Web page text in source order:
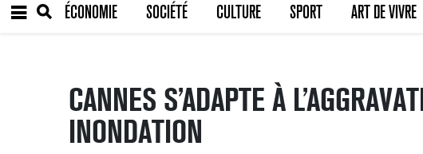
ÉCONOMIE SOCIÉTÉ CULTURE SPORT ART DE VIVRE
CANNES S’ADAPTE À
INONDATION